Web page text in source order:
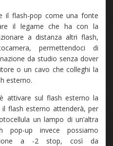
il flash-pop come una fonte
il legame che ha con la
a distanza altri flash,
permettendoci di
da studio senza dover
o un cavo che colleghi la
esterno.
attivare sul flash esterno la
il flash esterno attenderà, per
un lampo di un’altra
pop-up invece possiamo
a -2 stop, così da